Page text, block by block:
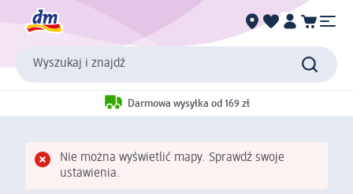
Wyszukaj i znajdź
Darmowa wysyłka od 169 zł
Nie można wyświetlić mapy. Sprawdź swoje
ustawienia.